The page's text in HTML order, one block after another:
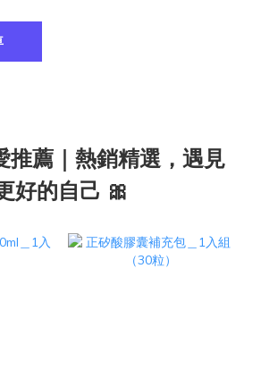
推薦｜熱銷精選，遇見
好的自己 🎀